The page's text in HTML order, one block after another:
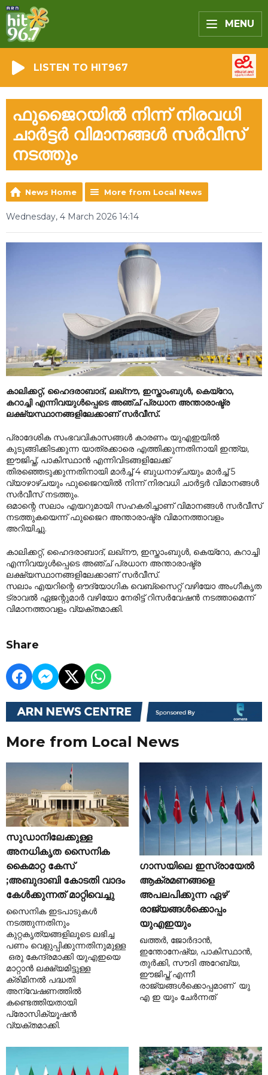
MENU
LISTEN TO HIT967
ഫുജൈറയിൽ നിന്ന് നിരവധി
ചാർട്ടർ വിമാനങ്ങൾ സർവീസ്
നടത്തും
News Home More from Local News
Wednesday, 4 March 2026 14:14
കാലിക്കറ്റ്, ഹൈദരാബാദ്, ലഖ്‌നൗ, ഇസ്താംബുൾ, കെയ്‌റോ,
കറാച്ചി എന്നിവയുൾപ്പെടെ അഞ്ച് പ്രധാന അന്താരാഷ്ട്ര
ലക്ഷ്യസ്ഥാനങ്ങളിലേക്കാണ് സർവീസ്.
പ്രാദേശിക സംഭവവികാസങ്ങൾ കാരണം യുഎഇയിൽ
കുടുങ്ങിക്കിടക്കുന്ന യാത്രക്കാരെ എത്തിക്കുന്നതിനായി ഇന്ത്യ,
ഈജിപ്ത്, പാകിസ്ഥാൻ എന്നിവിടങ്ങളിലേക്ക്
തിരഞ്ഞെടുക്കുന്നതിനായി മാർച്ച് 4 ബുധനാഴ്ചയും മാർച്ച് 5
വ്യാഴാഴ്ചയും ഫുജൈറയിൽ നിന്ന് നിരവധി ചാർട്ടർ വിമാനങ്ങൾ
സർവീസ് നടത്തും.
ഒമാന്റെ സലാം എയറുമായി സഹകരിച്ചാണ് വിമാനങ്ങൾ സർവീസ്
നടത്തുകയെന്ന് ഫുജൈറ അന്താരാഷ്ട്ര വിമാനത്താവളം
അറിയിച്ചു.
കാലിക്കറ്റ്, ഹൈദരാബാദ്, ലഖ്‌നൗ, ഇസ്താംബുൾ, കെയ്‌റോ, കറാച്ചി
എന്നിവയുൾപ്പെടെ അഞ്ച് പ്രധാന അന്താരാഷ്ട്ര
ലക്ഷ്യസ്ഥാനങ്ങളിലേക്കാണ് സർവീസ്.
സലാം എയറിന്റെ ഔദ്യോഗിക വെബ്‌സൈറ്റ് വഴിയോ അംഗീകൃത
ട്രാവൽ ഏജന്റുമാർ വഴിയോ നേരിട്ട് റിസർവേഷൻ നടത്താമെന്ന്
വിമാനത്താവളം വ്യക്തമാക്കി.
Share
More from Local News
സുഡാനിലേക്കുള്ള
അനധികൃത സൈനിക
കൈമാറ്റ കേസ്
;അബുദാബി കോടതി വാദം
കേൾക്കുന്നത് മാറ്റിവെച്ചു
സൈനിക ഇടപാടുകൾ
നടത്തുന്നതിനും
കുറ്റകൃത്യങ്ങളിലൂടെ ലഭിച്ച
പണം വെളുപ്പിക്കുന്നതിനുമുള്ള
ഒരു കേന്ദ്രമാക്കി യുഎഇയെ
മാറ്റാൻ ലക്ഷ്യമിട്ടുള്ള
ക്രിമിനൽ പദ്ധതി
അന്വേഷണത്തിൽ
കണ്ടെത്തിയതായി
പ്രോസിക്യൂഷൻ
വ്യക്തമാക്കി.
ഗാസയിലെ ഇസ്രായേൽ
ആക്രമണങ്ങളെ
അപലപിക്കുന്ന ഏഴ്
രാജ്യങ്ങൾക്കൊപ്പം
യുഎഇയും
ഖത്തർ, ജോർദാൻ,
ഇന്തോനേഷ്യ, പാകിസ്ഥാൻ,
തുർക്കി, സൗദി അറേബ്യ,
ഈജിപ്ത് എന്നീ
രാജ്യങ്ങൾക്കൊപ്പമാണ് യു
എ ഇ യും ചേർന്നത്